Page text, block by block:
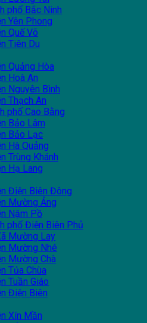
phố Bắc Ninh
Yên Phong
Quế Võ
Tiên Du
Quảng Hòa
Hoà An
Nguyên Bình
Thạch An
phố Cao Bằng
Bảo Lâm
Bảo Lạc
Hà Quảng
Trùng Khánh
Hạ Lang
Điện Biên Đông
Mường Ảng
Nậm Pồ
phố Điện Biên Phủ
Mường Lay
Mường Nhé
Mường Chà
Tủa Chùa
Tuần Giáo
Điện Biên
Xín Mần